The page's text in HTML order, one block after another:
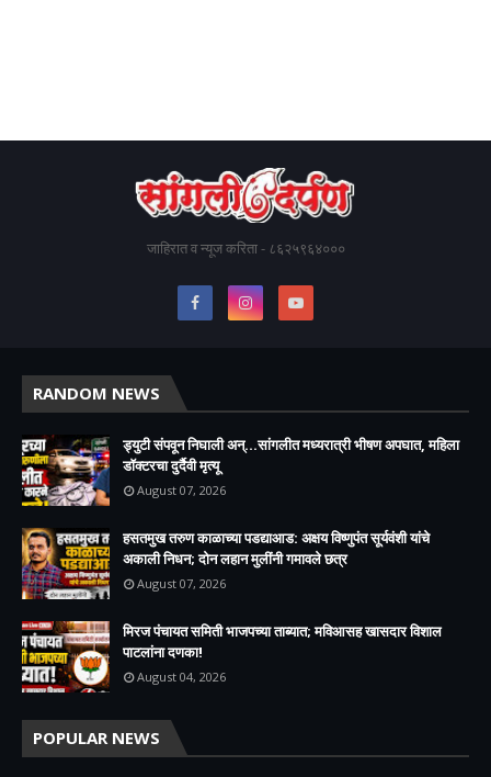
जाहिरात व न्यूज करिता - ८६२५९६४०००
RANDOM NEWS
ड्युटी संपवून निघाली अन्...सांगलीत मध्यरात्री भीषण अपघात, महिला
डॉक्टरचा दुर्दैवी मृत्यू
August 07, 2026
हसतमुख तरुण काळाच्या पडद्याआड: अक्षय विष्णुपंत सूर्यवंशी यांचे
अकाली निधन; दोन लहान मुलींनी गमावले छत्र
August 07, 2026
मिरज पंचायत समिती भाजपच्या ताब्यात; मविआसह खासदार विशाल
पाटलांना दणका!
August 04, 2026
POPULAR NEWS